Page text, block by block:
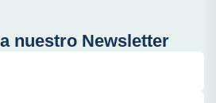
nuestro Newsletter